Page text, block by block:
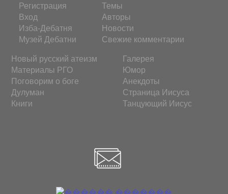
Регистрация
Вход
Изба-Дебатня
Музей Дебатни
Темы
Авторы
Новости
Свежие комментарии
Новый русский атеизм
Материалы РГО
Поговорим о боге
Дулуман
Книги
Галерея
Юмор
Анекдоты
Страница Иисуса
Танцующий Иисус